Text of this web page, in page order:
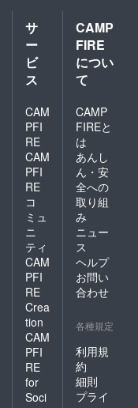
円必要
となり
ます ※
当日は
500円
サ
ー
ビ
ス
CAM
PFI
RE
CAM
PFI
RE
コ
ミュ
ニ
ティ
CAM
PFI
RE
Crea
tion
CAM
PFI
RE
for
Soci
CAMP
FIRE
につい
て
CAMP
FIREと
は
あんし
ん・安
全への
取り組
み
ニュー
ス
ヘルプ
お問い
合わせ
各種規定
利用規
約
細則
プライ